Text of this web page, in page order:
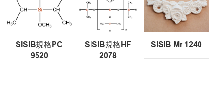
SISIB規格PC
9520
SISIB規格HF
2078
SISIB Mr 1240